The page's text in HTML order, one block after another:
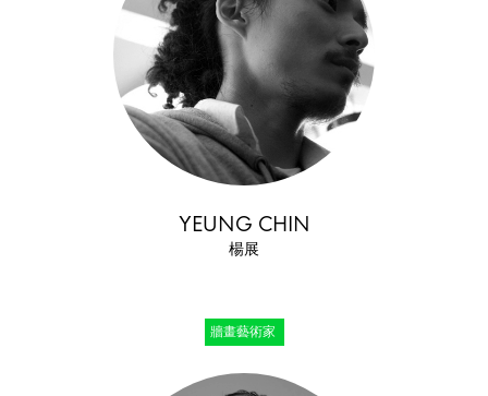
YEUNG CHIN
楊展
牆畫藝術家